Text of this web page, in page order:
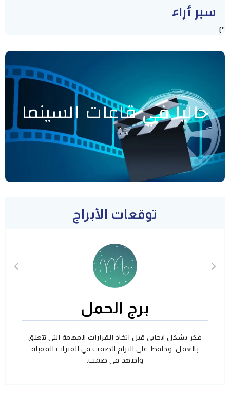
سبر أراء
"]
حاليا في قاعات السينما
توقعات الأبراج
برج الحمل
فكر بشكل ايجابي قبل اتخاذ القرارات المهمة التي تتعلق
بالعمل، وحافظ على التزام الصمت في الفترات المقبلة
واجتهد في صمت.